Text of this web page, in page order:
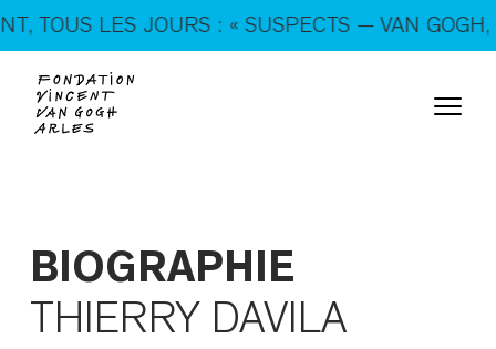
En ce moment, tous les jours : « SUSPECTS — VAN
GOGH, TRICKSTERS & CO. »
TOUS LES JOURS : « SUSPECTS — VAN GOGH,
BIOGRAPHIE
THIERRY DAVILA